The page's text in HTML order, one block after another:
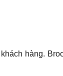
hàng.